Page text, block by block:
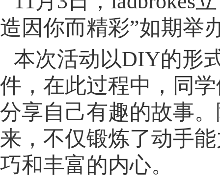
造因你而精彩”如期举
本次活动以DIY的形
件，在此过程中，同
分享自己有趣的故事
来，不仅锻炼了动手
巧和丰富的内心。